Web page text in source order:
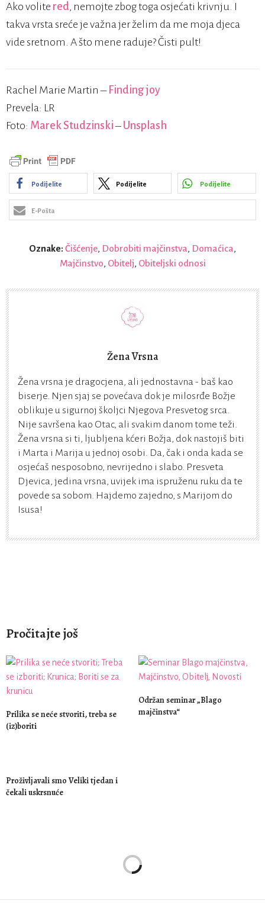
Ako volite red, nemojte zbog toga osjećati krivnju. I
takva vrsta sreće je važna jer želim da me moja djeca
vide sretnom. A što mene raduje? Čisti pult!
Rachel Marie Martin – Finding joy
Prevela: LR
Foto: Marek Studzinski– Unsplash
Podijelite Podijelite Podijelite
E-Pošta
Oznake: Čišćenje, Dobrobiti majčinstva, Domaćica,
Majčinstvo, Obitelj, Obiteljski odnosi
Žena Vrsna
Žena vrsna je dragocjena, ali jednostavna - baš kao
biserje. Njen sjaj se povećava dok je milosrđe Božje
oblikuje u sigurnoj školjci Njegova Presvetog srca.
Nije savršena kao Otac, ali svakim danom tome teži.
Žena vrsna si ti, ljubljena kćeri Božja, dok nastojiš biti
i Marta i Marija u jednoj osobi. Da, čak i onda kada se
osjećaš nesposobno, nevrijedno i slabo. Presveta
Djevica, jedina vrsna, uvijek ima ispruženu ruku da te
povede sa sobom. Hajdemo zajedno, s Marijom do
Isusa!
Pročitajte još
Prilika se neće stvoriti, treba se
(iz)boriti
Održan seminar „Blago
majčinstva“
Proživljavali smo Veliki tjedan i
čekali uskrsnuće